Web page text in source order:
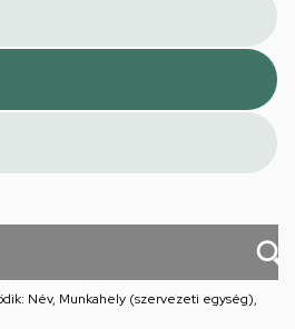
Név, Munkahely (szervezeti egység),